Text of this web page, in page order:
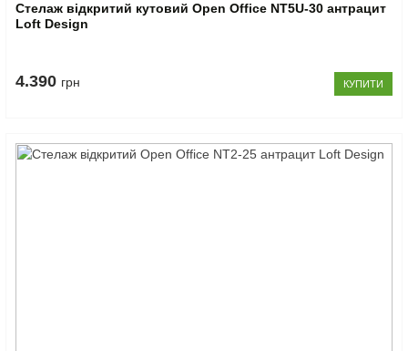
Стелаж відкритий кутовий Open Office NT5U-30 антрацит
Loft Design
4.390 грн КУПИТИ